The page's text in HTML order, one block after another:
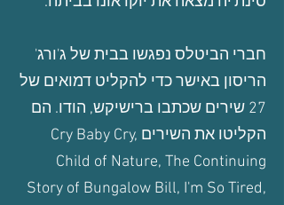
חברי הביטלס נפגשו בבית של ג'ורג'
הריסון באישר כדי להקליט דמואים של
27 שירים שכתבו ברישיקש, הודו. הם
הקליטו את השירים Cry Baby Cry,
Child of Nature, The Continuing
Story of Bungalow Bill, I'm So Tired,